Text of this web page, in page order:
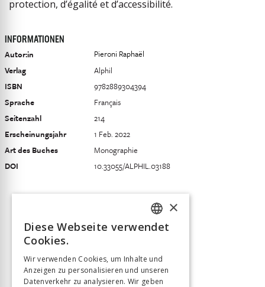
protection, d’égalité et d’accessibilité.
INFORMATIONEN
Autor:in
Pieroni Raphaël
Verlag
Alphil
ISBN
9782889304394
Sprache
Français
Seitenzahl
214
Erscheinungsjahr
1 Feb. 2022
Art des Buches
Monographie
DOI
10.33055/ALPHIL.03188
FRENCH
ITALIAN
×
Diese Webseite verwendet
Cookies.
Wir verwenden Cookies, um Inhalte und
Anzeigen zu personalisieren und unseren
Datenverkehr zu analysieren. Wir geben